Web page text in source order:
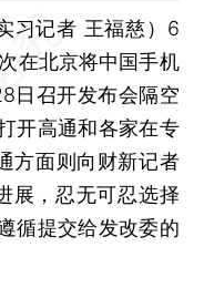
习记者 王福慈） 6
在北京将中国手机
日召开发布会隔空
开高通和各家在专
方面则向财新记者
展，忍无可忍选择
循提交给发改委的